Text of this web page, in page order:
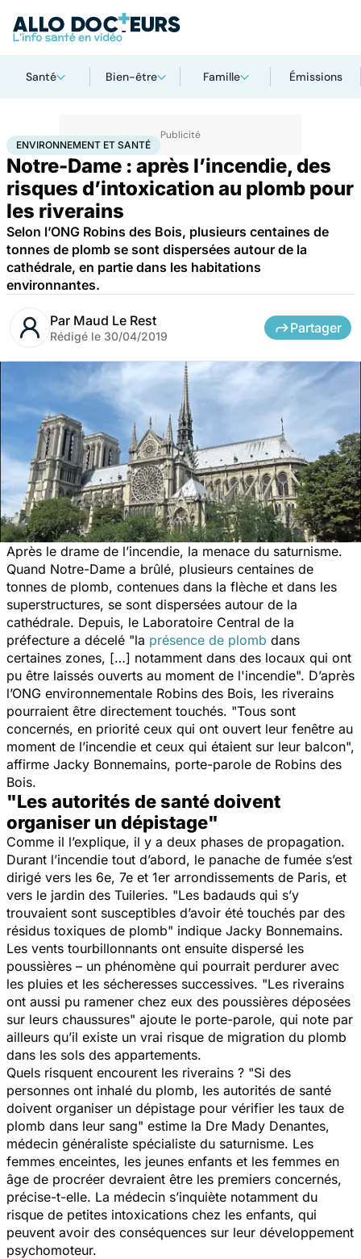
Santé Bien-être Famille Émissions
AccueilBien-êtreEnvironnement et santé
ENVIRONNEMENT ET SANTÉ
Notre-Dame : après l’incendie, des
risques d’intoxication au plomb pour
les riverains
Selon l’ONG Robins des Bois, plusieurs centaines de
tonnes de plomb se sont dispersées autour de la
cathédrale, en partie dans les habitations
environnantes.
Par Maud Le Rest
Rédigé le 30/04/2019
Partager
Après le drame de l’incendie, la menace du saturnisme.
Quand Notre-Dame a brûlé, plusieurs centaines de
tonnes de plomb, contenues dans la flèche et dans les
superstructures, se sont dispersées autour de la
cathédrale. Depuis, le Laboratoire Central de la
préfecture a décelé "la présence de plomb dans
certaines zones, […] notamment dans des locaux qui ont
pu être laissés ouverts au moment de l'incendie". D’après
l’ONG environnementale Robins des Bois, les riverains
pourraient être directement touchés. "Tous sont
concernés, en priorité ceux qui ont ouvert leur fenêtre au
moment de l’incendie et ceux qui étaient sur leur balcon",
affirme Jacky Bonnemains, porte-parole de Robins des
Bois.
"Les autorités de santé doivent
organiser un dépistage"
Comme il l’explique, il y a deux phases de propagation.
Durant l’incendie tout d’abord, le panache de fumée s’est
dirigé vers les 6e, 7e et 1er arrondissements de Paris, et
vers le jardin des Tuileries. "Les badauds qui s’y
trouvaient sont susceptibles d’avoir été touchés par des
résidus toxiques de plomb" indique Jacky Bonnemains.
Les vents tourbillonnants ont ensuite dispersé les
poussières – un phénomène qui pourrait perdurer avec
les pluies et les sécheresses successives. "Les riverains
ont aussi pu ramener chez eux des poussières déposées
sur leurs chaussures" ajoute le porte-parole, qui note par
ailleurs qu’il existe un vrai risque de migration du plomb
dans les sols des appartements.
Quels risquent encourent les riverains ? "Si des
personnes ont inhalé du plomb, les autorités de santé
doivent organiser un dépistage pour vérifier les taux de
plomb dans leur sang" estime la Dre Mady Denantes,
médecin généraliste spécialiste du saturnisme. Les
femmes enceintes, les jeunes enfants et les femmes en
âge de procréer devraient être les premiers concernés,
précise-t-elle. La médecin s’inquiète notamment du
risque de petites intoxications chez les enfants, qui
peuvent avoir des conséquences sur leur développement
psychomoteur.